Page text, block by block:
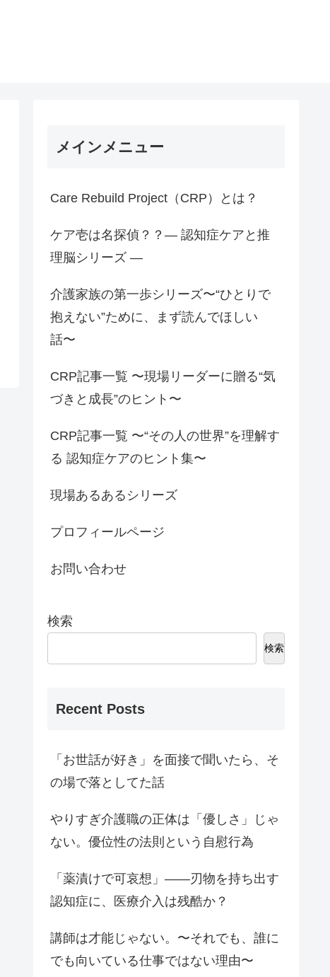
メインメニュー
Care Rebuild Project（CRP）とは？
ケア壱は名探偵？？― 認知症ケアと推
理脳シリーズ ―
介護家族の第一歩シリーズ〜“ひとりで
抱えない”ために、まず読んでほしい
話〜
CRP記事一覧 〜現場リーダーに贈る“気
づきと成長”のヒント〜
CRP記事一覧 〜“その人の世界”を理解す
る 認知症ケアのヒント集〜
現場あるあるシリーズ
プロフィールページ
お問い合わせ
検索
検索
Recent Posts
「お世話が好き」を面接で聞いたら、そ
の場で落としてた話
やりすぎ介護職の正体は「優しさ」じゃ
ない。優位性の法則という自慰行為
「薬漬けで可哀想」——刃物を持ち出す
認知症に、医療介入は残酷か？
講師は才能じゃない。〜それでも、誰に
でも向いている仕事ではない理由〜